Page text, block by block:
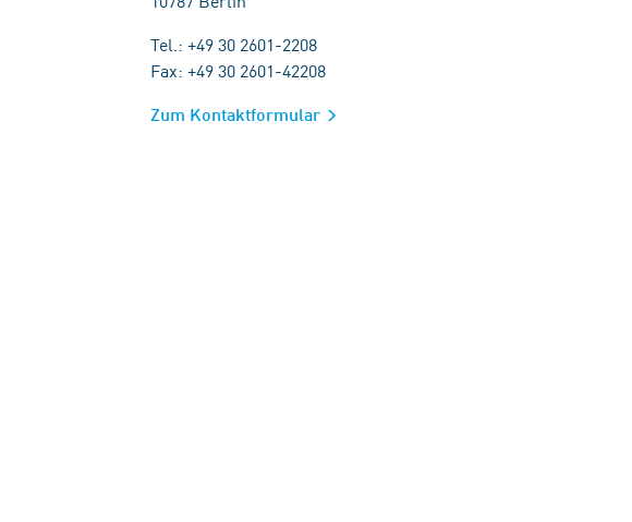
Tel.: +49 30 2601-2208
Fax: +49 30 2601-42208
Zum Kontaktformular